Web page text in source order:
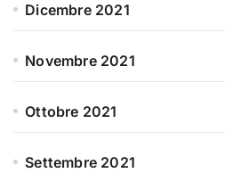
Dicembre 2021
Novembre 2021
Ottobre 2021
Settembre 2021